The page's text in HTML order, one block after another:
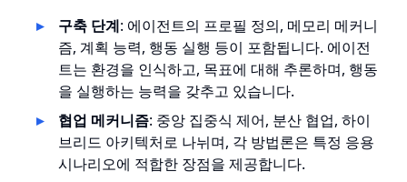
구축 단계: 에이전트의 프로필 정의, 메모리 메커니
즘, 계획 능력, 행동 실행 등이 포함됩니다. 에이전
트는 환경을 인식하고, 목표에 대해 추론하며, 행동
을 실행하는 능력을 갖추고 있습니다.
협업 메커니즘: 중앙 집중식 제어, 분산 협업, 하이
브리드 아키텍처로 나뉘며, 각 방법론은 특정 응용
시나리오에 적합한 장점을 제공합니다.